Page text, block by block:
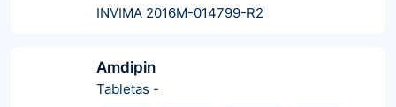
INVIMA 2016M-014799-R2
Amdipin
Tabletas -